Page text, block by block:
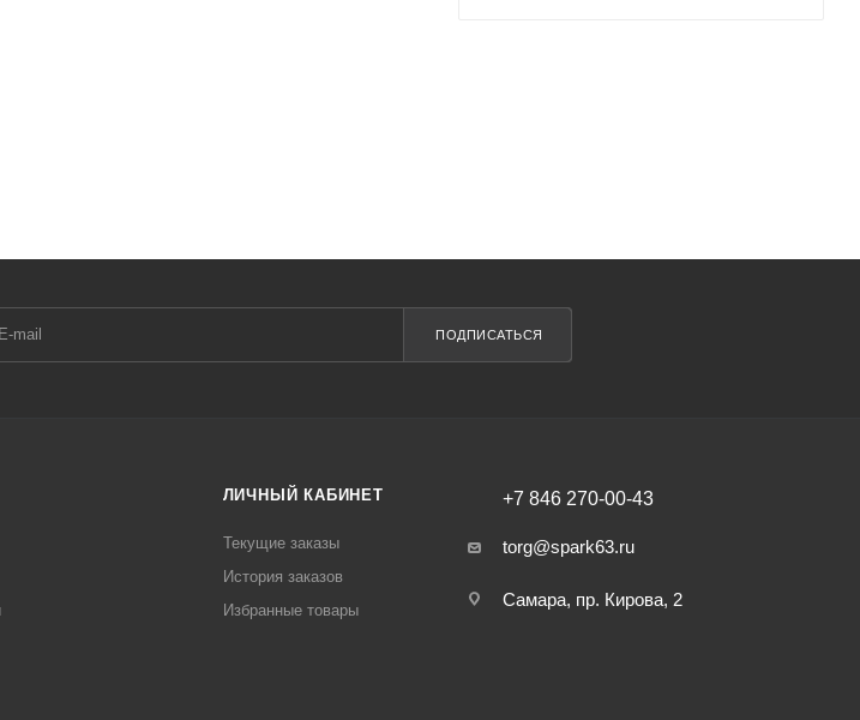
ПОДПИСАТЬСЯ
ЛИЧНЫЙ КАБИНЕТ
Текущие заказы
История заказов
Избранные товары
+7 846 270-00-43
torg@spark63.ru
Самара, пр. Кирова, 2